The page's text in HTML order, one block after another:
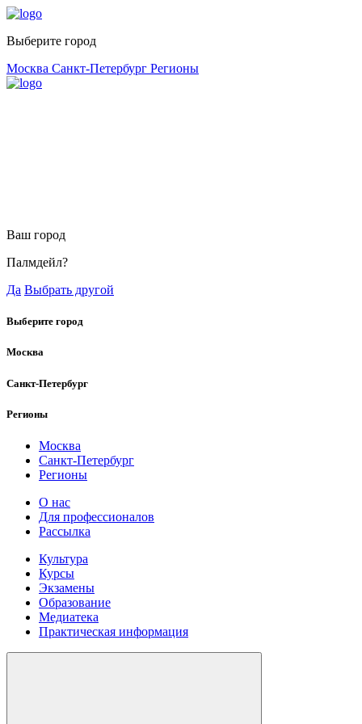
Выберите город
Москва Санкт-Петербург Регионы
Ваш город
Палмдейл?
Да Выбрать другой
Выберите город
Москва
Санкт-Петербург
Регионы
Москва
Санкт-Петербург
Регионы
О нас
Для профессионалов
Рассылка
Культура
Курсы
Экзамены
Образование
Медиатека
Практическая информация